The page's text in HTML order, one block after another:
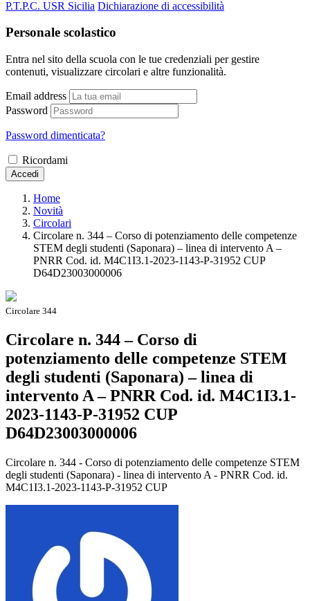
P.T.P.C. USR Sicilia Dichiarazione di accessibilità
Personale scolastico
Entra nel sito della scuola con le tue credenziali per gestire
contenuti, visualizzare circolari e altre funzionalità.
Email address
Password
Password dimenticata?
Ricordami
Accedi
Home
Novità
Circolari
Circolare n. 344 – Corso di potenziamento delle competenze
STEM degli studenti (Saponara) – linea di intervento A –
PNRR Cod. id. M4C1I3.1-2023-1143-P-31952 CUP
D64D23003000006
Circolare 344
Circolare n. 344 – Corso di
potenziamento delle competenze STEM
degli studenti (Saponara) – linea di
intervento A – PNRR Cod. id. M4C1I3.1-
2023-1143-P-31952 CUP
D64D23003000006
Circolare n. 344 - Corso di potenziamento delle competenze STEM
degli studenti (Saponara) - linea di intervento A - PNRR Cod. id.
M4C1I3.1-2023-1143-P-31952 CUP